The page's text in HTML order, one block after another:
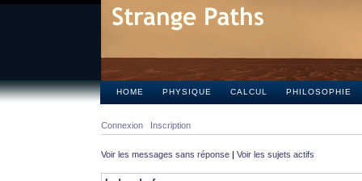
HOME PHYSIQUE CALCUL PHILOSOPHIE
Connexion Inscription
Voir les messages sans réponse | Voir les sujets actifs